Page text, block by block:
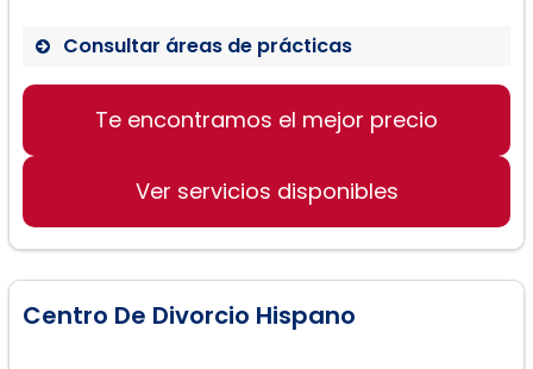
Consultar áreas de prácticas
Divorcio y separación
Derecho de familia
Te encontramos el mejor precio
Ver servicios disponibles
Centro De Divorcio Hispano